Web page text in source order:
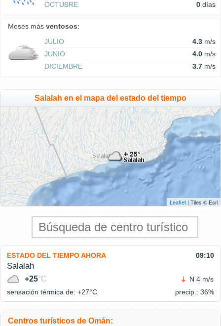
OCTUBRE
0 días
Meses más ventosos:
JULIO
4.3 m/s
JUNIO
4.0 m/s
DICIEMBRE
3.7 m/s
Salalah en el mapa del estado del tiempo
Leaflet | Tiles © Esri
ESTADO DEL TIEMPO AHORA 09:10
Salalah
+25°C
N 4 m/s
sensación térmica de: +27°C precip.: 36%
Centros turísticos de Omán: